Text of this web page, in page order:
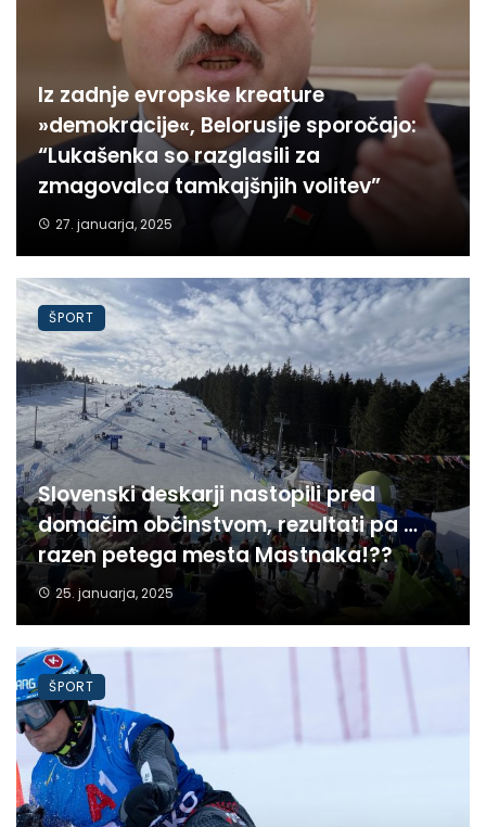
Iz zadnje evropske kreature
»demokracije«, Belorusije sporočajo:
“Lukašenka so razglasili za
zmagovalca tamkajšnjih volitev”
27. januarja, 2025
Slovenski deskarji nastopili pred
domačim občinstvom, rezultati pa …
razen petega mesta Mastnaka!??
25. januarja, 2025
ŠPORT
ŠPORT